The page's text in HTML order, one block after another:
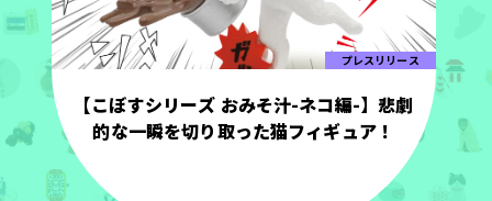
プレスリリース
【こぼすシリーズ おみそ汁-ネコ編-】悲劇
的な一瞬を切り取った猫フィギュア！